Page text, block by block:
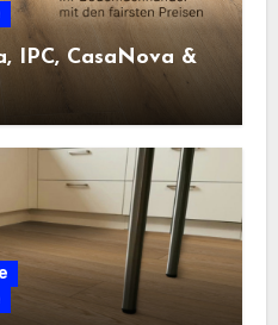
IPC, CasaNova &